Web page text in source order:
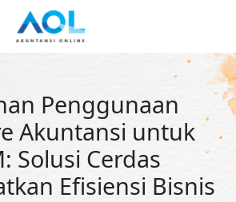
Penggunaan
Akuntansi untuk
Solusi Cerdas
Efisiensi Bisnis